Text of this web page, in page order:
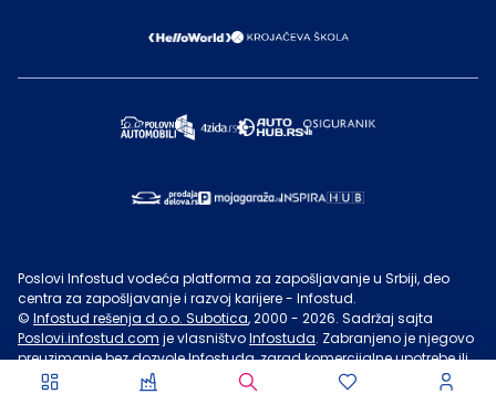
Poslovi Infostud vodeća platforma za zapošljavanje u Srbiji, deo
centra za zapošljavanje i razvoj karijere - Infostud.
© Infostud rešenja d.o.o. Subotica, 2000 - 2026. Sadržaj sajta
Poslovi.infostud.com je vlasništvoInfostuda. Zabranjeno je njegovo
preuzimanje bez dozvoleInfostuda, zarad komercijalne upotrebe ili
u druge svrhe, osim za lične potrebe posetilaca sajta.